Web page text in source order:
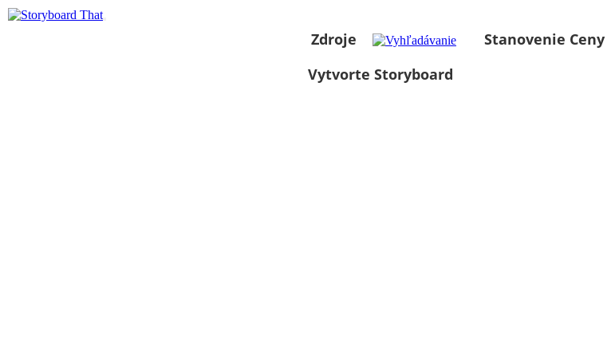
Zdroje
Stanovenie Ceny
Vytvorte Storyboard